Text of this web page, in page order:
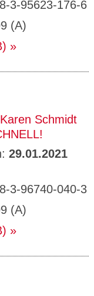
3-95623-176-6
(A)
Karen Schmidt
29.01.2021
3-96740-040-3
(A)